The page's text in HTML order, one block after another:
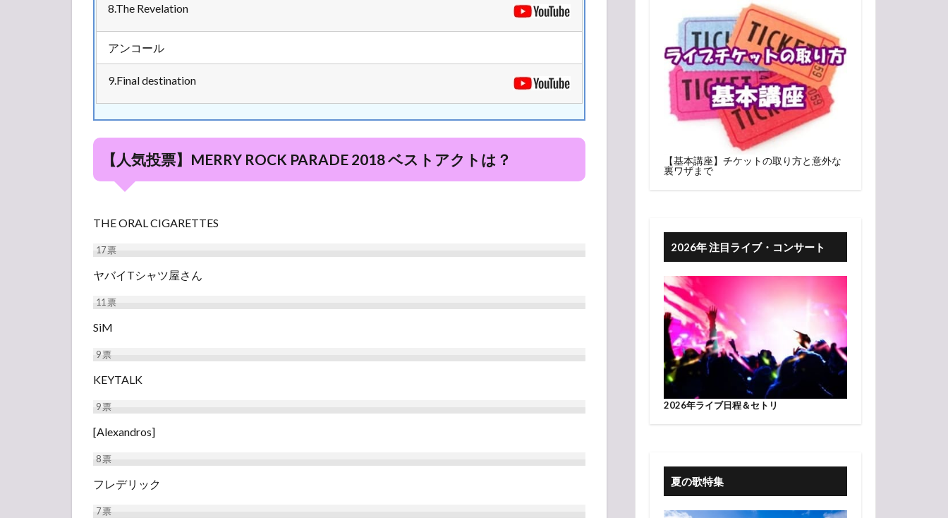
8.The Revelation
アンコール
9.Final destination
【人気投票】MERRY ROCK PARADE 2018 ベストアクトは？
THE ORAL CIGARETTES
17票
ヤバイTシャツ屋さん
11票
SiM
9票
KEYTALK
9票
[Alexandros]
8票
フレデリック
7票
【基本講座】チケットの取り方と意外な
裏ワザまで
2026年 注目ライブ・コンサート
2026年ライブ日程＆セトリ
夏の歌特集